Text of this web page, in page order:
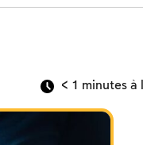
< 1 minutes à